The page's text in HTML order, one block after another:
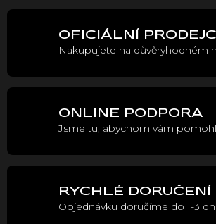
d
a
í
r
v
k
p
OFICIÁLNÍ
Nakupujete na důvěryhodném
ONLINE PODPORA
Jsme tu, abychom vám
RYCHLÉ DORUČENÍ
Objednávku doručíme do 1-3